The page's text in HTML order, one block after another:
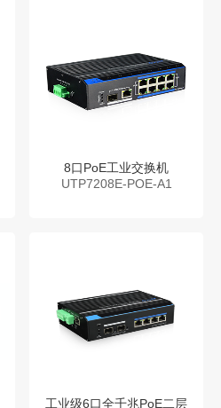
8口PoE工业交换机
UTP7208E-POE-A1
工业级6口全千兆PoE二层